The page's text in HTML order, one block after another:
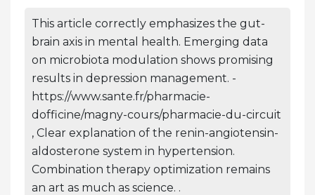
This article correctly emphasizes the gut-
brain axis in mental health. Emerging data
on microbiota modulation shows promising
results in depression management. -
https://www.sante.fr/pharmacie-
dofficine/magny-cours/pharmacie-du-circuit
, Clear explanation of the renin-angiotensin-
aldosterone system in hypertension.
Combination therapy optimization remains
an art as much as science. .